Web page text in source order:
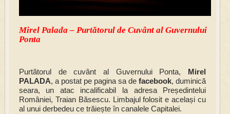
Mirel Palada – Purtătorul de Cuvânt al Guvernului
Ponta
Purtătorul de cuvânt al Guvernului Ponta,
Mirel
PALADA, a postat pe pagina sa defacebook, duminică
seara, un atac incalificabil la adresa Președintelui
României, Traian Băsescu. Limbajul folosit e același cu
al unui derbedeu ce trăiește în canalele Capitalei.